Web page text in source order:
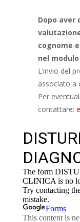
Dopo aver
cognome
nel
L’invio del
associato a
Per
contattare: